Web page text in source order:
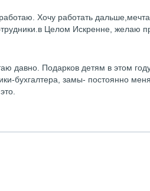
Хочу работать
Целом Искренне, желаю
давно. Подарков детям в этом
бухгалтера, замы- постоянно